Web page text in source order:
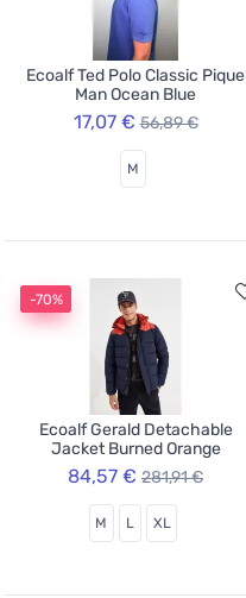
Ecoalf Ted Polo Classic Pique
Man Ocean Blue
17,07 € 56,89 €
M
-70%
Ecoalf Gerald Detachable
Jacket Burned Orange
84,57 € 281,91 €
M L XL